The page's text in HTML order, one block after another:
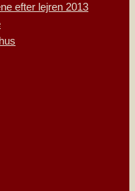
efter lejren 2013